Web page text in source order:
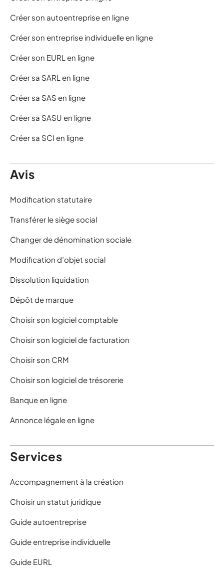
Créer son autoentreprise en ligne
Créer son entreprise individuelle en ligne
Créer son EURL en ligne
Créer sa SARL en ligne
Créer sa SAS en ligne
Créer sa SASU en ligne
Créer sa SCI en ligne
Avis
Modification statutaire
Transférer le siège social
Changer de dénomination sociale
Modification d’objet social
Dissolution liquidation
Dépôt de marque
Choisir son logiciel comptable
Choisir son logiciel de facturation
Choisir son CRM
Choisir son logiciel de trésorerie
Banque en ligne
Annonce légale en ligne
Services
Accompagnement à la création
Choisir un statut juridique
Guide autoentreprise
Guide entreprise individuelle
Guide EURL